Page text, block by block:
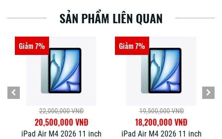
SẢN PHẨM LIÊN QUAN
Giảm 3%
19,000,000 VNĐ
18,500,000 VNĐ
iPad Air M4 2026 11 inch
Giảm 2%
27,000,000 VNĐ
26,500,000 VNĐ
iPad Pro M5 2025 11 inch